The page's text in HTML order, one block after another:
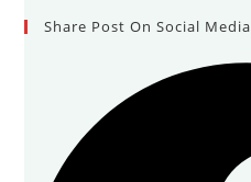
Share Post On Social Media